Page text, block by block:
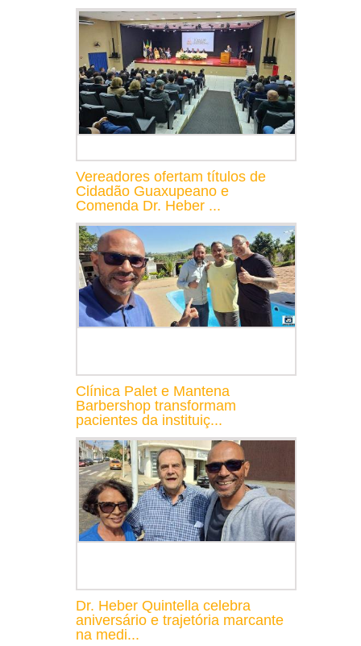
Vereadores ofertam títulos de
Cidadão Guaxupeano e
Comenda Dr. Heber ...
Clínica Palet e Mantena
Barbershop transformam
pacientes da instituiç...
Dr. Heber Quintella celebra
aniversário e trajetória marcante
na medi...